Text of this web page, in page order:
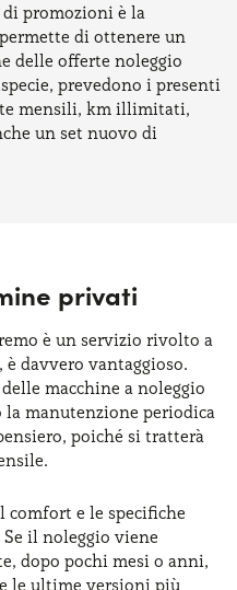
promozioni è la
di ottenere un
delle offerte noleggio
prevedono i presenti
mensili, km illimitati,
un set nuovo di
privati
è un servizio rivolto a
davvero vantaggioso.
macchine a noleggio
manutenzione periodica
poiché si tratterà
e le specifiche
il noleggio viene
dopo pochi mesi o anni,
le ultime versioni più